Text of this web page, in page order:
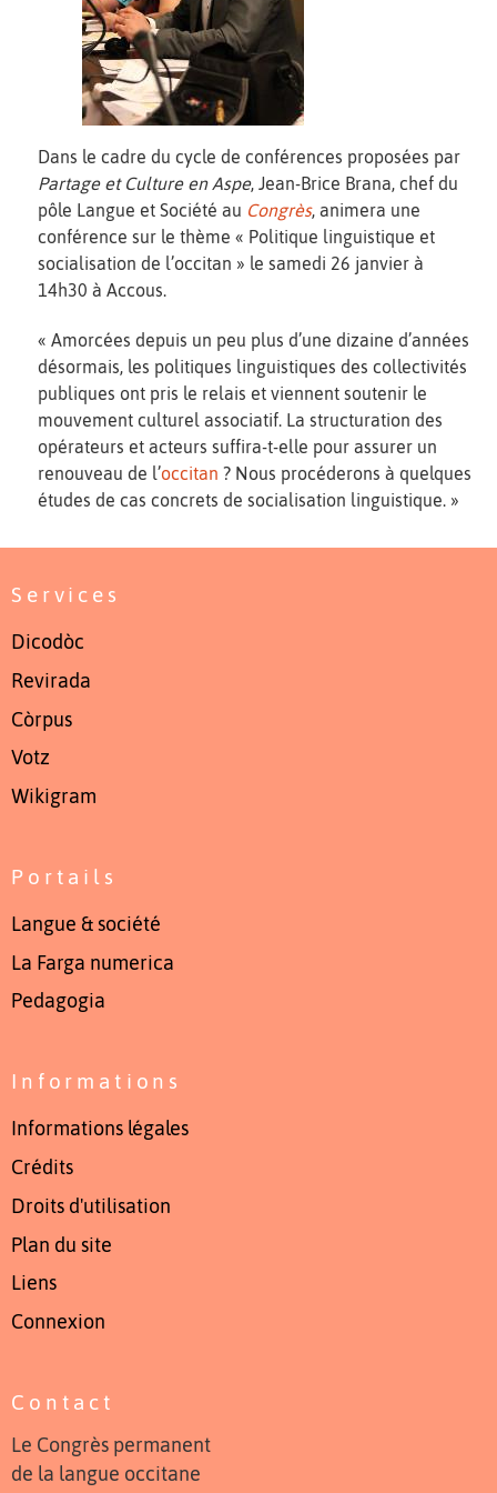
Dans le cadre du cycle de conférences proposées par
Partage et Culture en Aspe, Jean-Brice Brana, chef du
pôle Langue et Société au Congrès, animera une
conférence sur le thème « Politique linguistique et
socialisation de l’occitan » le samedi 26 janvier à
14h30 à Accous.
« Amorcées depuis un peu plus d’une dizaine d’années
désormais, les politiques linguistiques des collectivités
publiques ont pris le relais et viennent soutenir le
mouvement culturel associatif. La structuration des
opérateurs et acteurs suffira-t-elle pour assurer un
renouveau de l’occitan ? Nous procéderons à quelques
études de cas concrets de socialisation linguistique. »
Services
Dicodòc
Revirada
Còrpus
Votz
Wikigram
Portails
Langue & société
La Farga numerica
Pedagogia
Informations
Informations légales
Crédits
Droits d'utilisation
Plan du site
Liens
Connexion
Contact
Le Congrès permanent
de la langue occitane